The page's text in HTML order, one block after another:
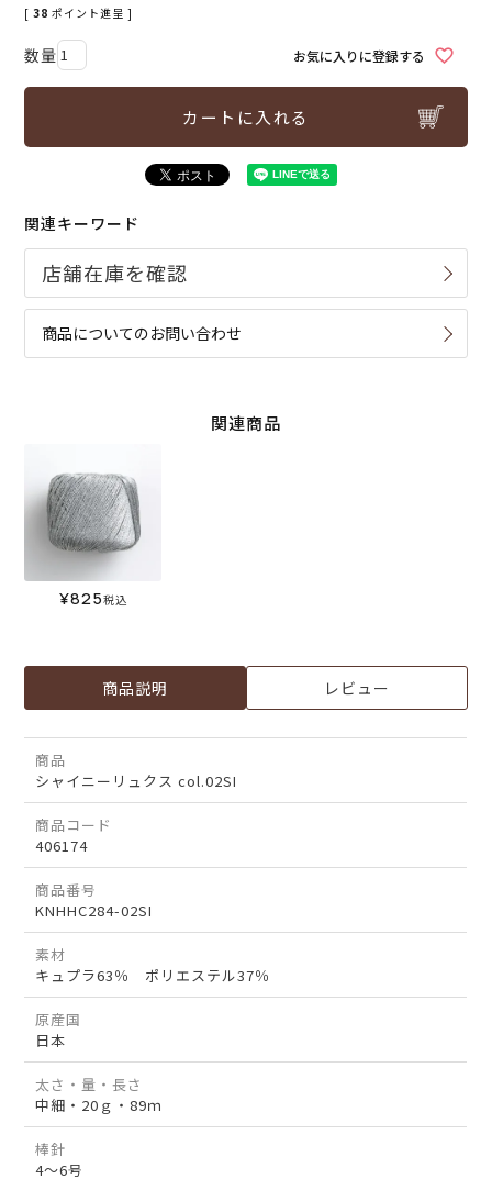
[ 38 ポイント進呈 ]
お気に入りに登録する
カートに入れる
関連キーワード
商品についてのお問い合わせ
関連商品
¥825税込
商品説明 レビュー
商品
シャイニーリュクス col.02SI
商品コード
406174
商品番号
KNHHC284-02SI
素材
キュプラ63％ ポリエステル37％
原産国
日本
太さ・量・長さ
中細・20ｇ・89ｍ
棒針
4～6号